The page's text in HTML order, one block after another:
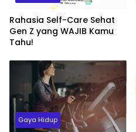
Rahasia Self-Care Sehat
Gen Z yang WAJIB Kamu
Tahu!
Gaya Hidup